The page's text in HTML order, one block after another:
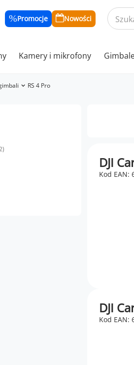
Promocje Nowości
Kamery i mikrofony
RS 4 Pro
DJI
Kod EAN:
DJI
Kod EAN: